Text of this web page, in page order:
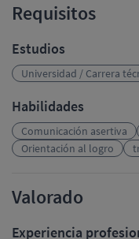
Requisitos
Estudios
Universidad / Carrera
Habilidades
Comunicación asertiva
Orientación al logro
Valorado
Experiencia